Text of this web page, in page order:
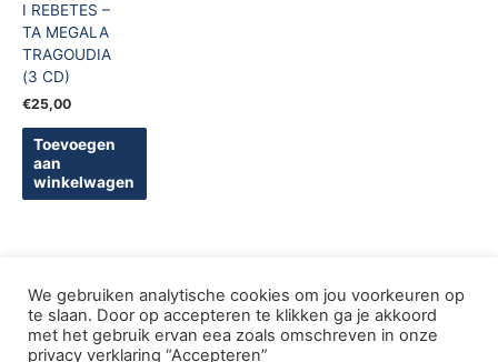
I REBETES –
TA MEGALA
TRAGOUDIA
(3 CD)
€25,00
Toevoegen
aan
winkelwagen
Copyright © 2005-2026 De Griekse Wereld | Design
We gebruiken analytische cookies om jou voorkeuren op
te slaan. Door op accepteren te klikken ga je akkoord
met het gebruik ervan eea zoals omschreven in onze
privacy verklaring “Accepteren”